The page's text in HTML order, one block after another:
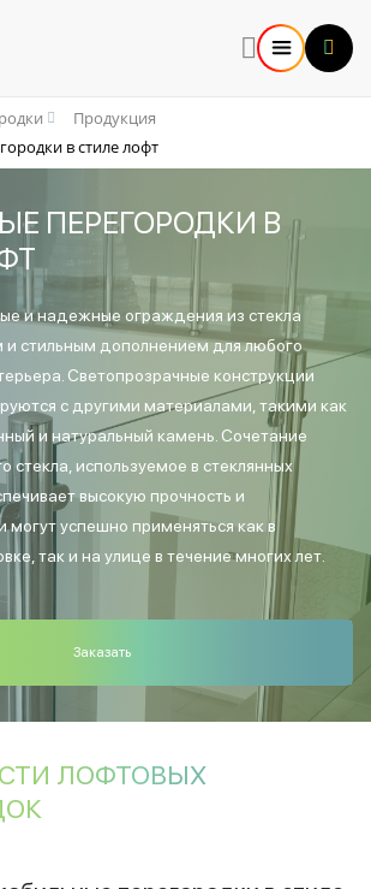
Продукция
в стиле лофт
ПЕРЕГОРОДКИ В
и надежные ограждения из стекла
и стильным дополнением для любого
Светопрозрачные конструкции
с другими материалами, такими как
и натуральный камень. Сочетание
стекла, используемое в стеклянных
высокую прочность и
могут успешно применяться как в
так и на улице в течение многих лет.
Заказать
ЛОФТОВЫХ